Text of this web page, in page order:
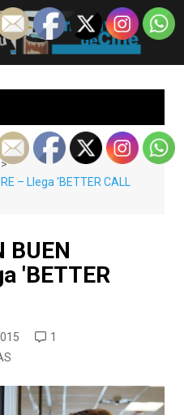
EnClave de Cine
Punto de encuentro para los
– Llega 'BETTER CALL
BUEN
'BETTER
1